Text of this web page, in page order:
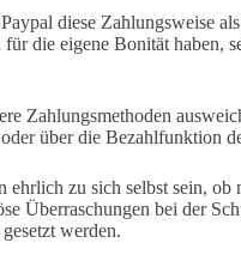
diese Zahlungsweise
die eigene Bonität haben,
Zahlungsmethoden
über die Bezahlfunktion
zu sich selbst sein, ob
Überraschungen bei der
werden.